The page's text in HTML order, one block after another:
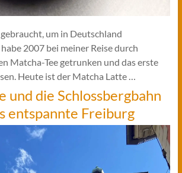
um in Deutschland
2007 bei meiner Reise durch
Matcha-Tee getrunken und das erste
Heute ist der Matcha Latte …
und die Schlossbergbahn
entspannte Freiburg